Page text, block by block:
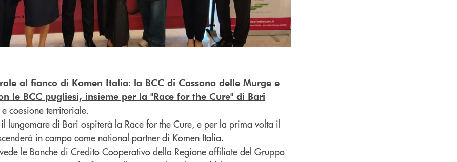
al fianco di Komen Italia: la BCC di Cassano delle Murge e
le BCC pugliesi, insieme per la "Race for the Cure" di Bari
coesione territoriale.
lungomare di Bari ospiterà la Race for the Cure, e per la prima volta il
in campo come national partner di Komen Italia.
le Banche di Credito Cooperativo della Regione affiliate del Gruppo